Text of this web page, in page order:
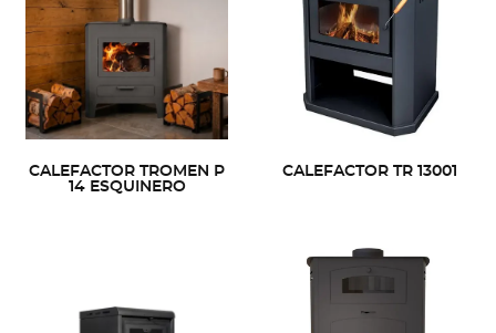
CALEFACTOR TROMEN P
14 ESQUINERO
CALEFACTOR TR 13001